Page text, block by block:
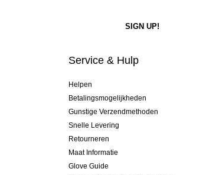
Service & Hulp
Helpen
Betalingsmogelijkheden
Gunstige Verzendmethoden
Snelle Levering
Retourneren
Maat Informatie
Glove Guide